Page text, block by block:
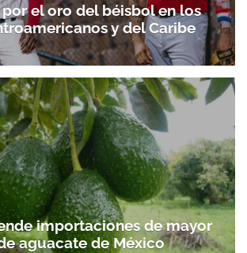
por el oro del béisbol en los
y del Caribe
importaciones de mayor
aguacate de México